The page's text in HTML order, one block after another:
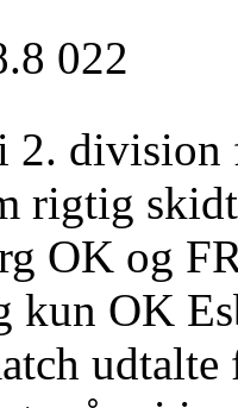
2. division
rigtig
OK og
OK